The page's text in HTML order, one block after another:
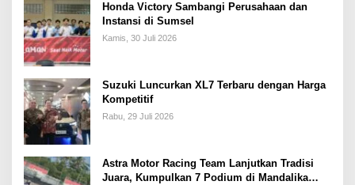
Honda Victory Sambangi Perusahaan dan
Instansi di Sumsel
Kamis, 30 Juli 2026
Suzuki Luncurkan XL7 Terbaru dengan Harga
Kompetitif
Rabu, 29 Juli 2026
Astra Motor Racing Team Lanjutkan Tradisi
Juara, Kumpulkan 7 Podium di Mandalika